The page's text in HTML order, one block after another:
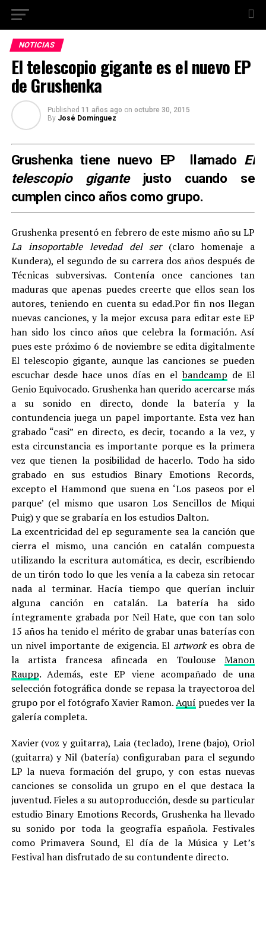
NOTICIAS
El telescopio gigante es el nuevo EP
de Grushenka
Published 11 años ago on octubre 30, 2015
By José Domínguez
Grushenka tiene nuevo EP llamado El
telescopio gigantejusto cuando se
cumplen cinco años como grupo.
Grushenka presentó en febrero de este mismo año su LP
La insoportable levedad del ser(claro homenaje a
Kundera), el segundo de su carrera dos años después de
Técnicas subversivas. Contenía once canciones tan
maduras que apenas puedes creerte que ellos sean los
autores, teniendo en cuenta su edad.Por fin nos llegan
nuevas canciones, y la mejor excusa para editar este EP
han sido los cinco años que celebra la formación. Así
pues este próximo 6 de noviembre se edita digitalmente
El telescopio gigante, aunque las canciones se pueden
escuchar desde hace unos días en elbandcamp de El
Genio Equivocado. Grushenka han querido acercarse más
a su sonido en directo, donde la batería y la
contundencia juega un papel importante. Esta vez han
grabado “casi” en directo, es decir, tocando a la vez, y
esta circunstancia es importante porque es la primera
vez que tienen la posibilidad de hacerlo. Todo ha sido
grabado en sus estudios Binary Emotions Records,
excepto el Hammond que suena en ‘Los paseos por el
parque’ (el mismo que usaron Los Sencillos de Miqui
Puig) y que se grabaría en los estudios Dalton.
La excentricidad del ep seguramente sea la canción que
cierra el mismo, una canción en catalán compuesta
utilizando la escritura automática, es decir, escribiendo
de un tirón todo lo que les venía a la cabeza sin retocar
nada al terminar. Hacía tiempo que querían incluir
alguna canción en catalán. La batería ha sido
íntegramente grabada por Neil Hate, que con tan solo
15 años ha tenido el mérito de grabar unas baterías con
un nivel importante de exigencia. El artworkes obra de
la artista francesa afincada en ToulouseManon
Raupp. Además, este EP viene acompañado de una
selección fotográfica donde se repasa la trayectoroa del
grupo por el fotógrafo Xavier Ramon.Aquí puedes ver la
galería completa.
Xavier (voz y guitarra), Laia (teclado), Irene (bajo), Oriol
(guitarra) y Nil (batería) configuraban para el segundo
LP la nueva formación del grupo, y con estas nuevas
canciones se consolida un grupo en el que destaca la
juventud. Fieles a su autoproducción, desde su particular
estudio Binary​ ​Emotions Records, Grushenka ha llevado
su sonido por toda la geografía española. Festivales
como Primavera Sound, El día de la Música y Let’s
Festival han ​disfrutado de su contundente directo.